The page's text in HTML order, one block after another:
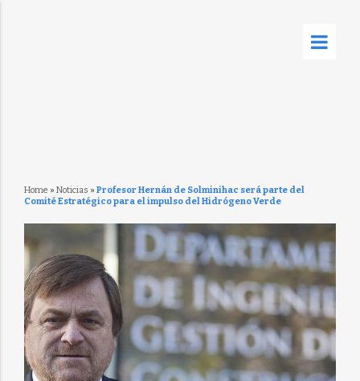
Home » Noticias » Profesor Hernán de Solminihac será parte del
Comité Estratégico para el impulso del Hidrógeno Verde